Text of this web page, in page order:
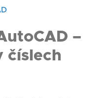
–
číslech